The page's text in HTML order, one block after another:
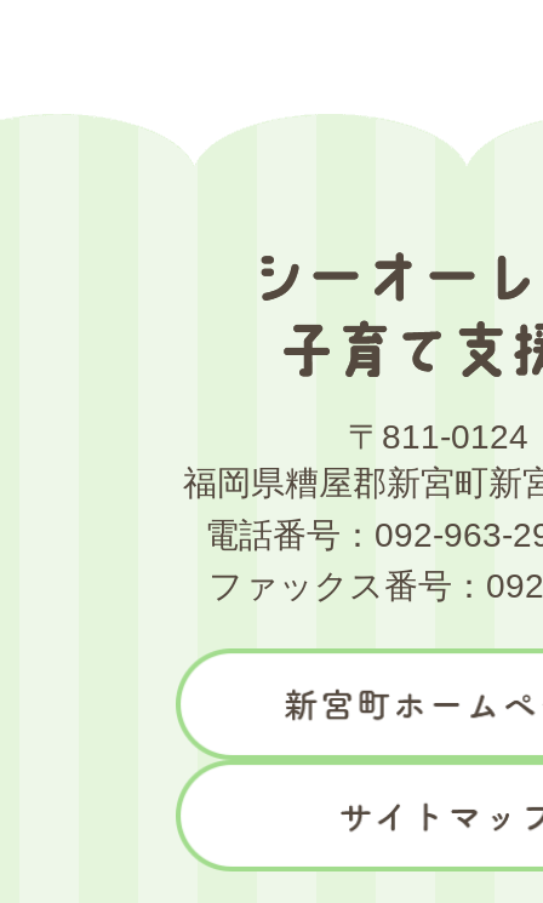
シ
ー
レ
新
宮
育
て
課
〒811-
福岡県糟屋郡新宮町新
電話番号：092-963-
ファックス番号：